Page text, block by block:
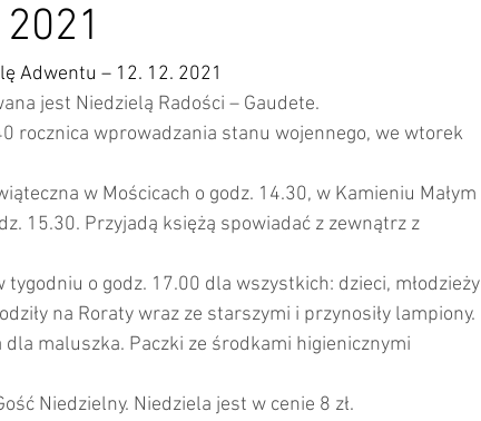
Adwentu – 12. 12. 2021
jest Niedzielą Radości – Gaudete.
rocznica wprowadzania stanu wojennego, we wtorek
w Mościcach o godz. 14.30, w Kamieniu Małym
15.30. Przyjadą księżą spowiadać z zewnątrz z
tygodniu o godz. 17.00 dla wszystkich: dzieci, młodzieży
na Roraty wraz ze starszymi i przynosiły lampiony.
maluszka. Paczki ze środkami higienicznymi
Niedzielny. Niedziela jest w cenie 8 zł.